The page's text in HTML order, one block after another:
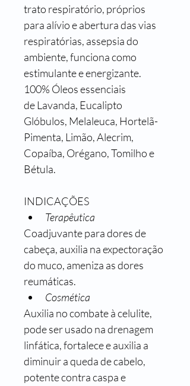
trato respiratório, próprios
para alívio e abertura das vias
respiratórias, assepsia do
ambiente, funciona como
estimulante e energizante.
100% Óleos essenciais
de Lavanda, Eucalipto
Glóbulos, Melaleuca, Hortelã-
Pimenta, Limão, Alecrim,
Copaíba, Orégano, Tomilho e
Bétula.
INDICAÇÕES
Terapêutica
Coadjuvante para dores de
cabeça, auxilia na expectoração
do muco, ameniza as dores
reumáticas.
Cosmética
Auxilia no combate à celulite,
pode ser usado na drenagem
linfática, fortalece e auxilia a
diminuir a queda de cabelo,
potente contra caspa e